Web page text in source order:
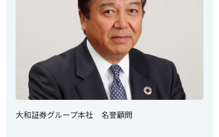
大和証券グループ本社 名誉顧問